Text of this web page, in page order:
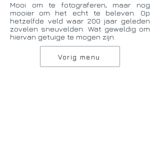
Mooi om te fotograferen, maar nog
mooier om het echt te beleven. Op
hetzelfde veld waar 200 jaar geleden
zovelen sneuvelden. Wat geweldig om
hiervan getuige te mogen zijn.
Vorig menu